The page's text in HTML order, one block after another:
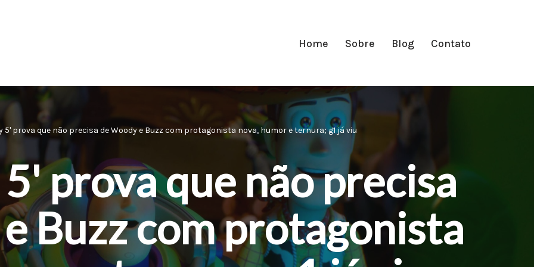
Home Sobre Blog Contato
5' prova que não precisa de Woody e Buzz com protagonista nova, humor e ternura; g1 já viu
prova que não precisa
Buzz com protagonista